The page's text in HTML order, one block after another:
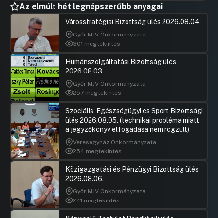
UGRÁS A NAPIREND ELEJÉRE
49./ A Zuglói Egészségügyi Szolgálat fül-orr-
gégegyógyászat szakrendelés óraszámának
átcsoportosítása kardiológia szakrendelés
indítása céljából
UGRÁS A NAPIREND ELEJÉRE
50./ Együttműködési Megállapodás 2. számú
módosítása a „TÉR_KÖZ – Megújuló zöld
folyosó” pályázatra vonatkozóan
UGRÁS A NAPIREND ELEJÉRE
51./ Együttműködési Megállapodás megkötése
a „Rákos-patak revitalizációja” című, TÉR_KÖZ
BUDAPEST 2018 pályázatra vonatkozóan
UGRÁS A NAPIREND ELEJÉRE
52./ Együttműködési Megállapodás a Dr.
Mező Ferenc Általános Iskola tornatermi
öltözőjé-nek felújítása tárgyában a
Az elmúlt hét legnépszerűbb anyagai
Városstratégiai Bizottság ülés 2026.08.04.
Győr MJV Önkormányzata
301 megtekintés
Humánszolgáltatási Bizottság ülés
2026.08.03.
Győr MJV Önkormányzata
257 megtekintés
Szociális, Egészségügyi és Sport Bizottsági
ülés 2026.08.05. (technikai probléma miatt
a jegyzőkönyv elfogadása nem rögzült)
Veresegyház Önkormányzata
254 megtekintés
Közigazgatási és Pénzügyi Bizottság ülés
2026.08.06.
Győr MJV Önkormányzata
241 megtekintés